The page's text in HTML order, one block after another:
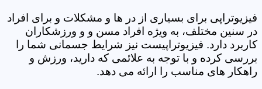
فیزیوتراپی برای بسیاری از در ها و مشکلات و برای افراد
در سنین مختلف، به ویژه افراد مسن و و ورزشکاران
کاربرد دارد. فیزیوتراپیست نیز شرایط جسمانی شما را
بررسی کرده و با توجه به علائمی که دارید، ورزش و
راهکار های مناسب را ارائه می دهد.